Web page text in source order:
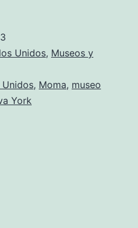
Unidos, Museos y
Unidos, Moma, museo
York